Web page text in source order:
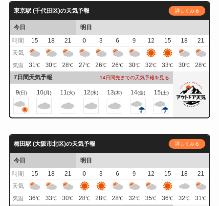
東京駅 (千代田区)の天気予報 詳しくみる
今日
明日
時間
15 18 21 0 3 6 9 12 15 18
21
天気
気温 31℃ 30℃ 28℃ 27℃ 26℃ 26℃ 30℃ 32℃ 33℃ 30℃ 28℃
7日間天気予報 14日間先までの天気予報を見る
9(日) 10(月) 11(火) 12(水) 13(木) 14(金) 15(土)
梅田駅 (大阪市北区)の天気予報 詳しくみる
今日
明日
時間
15 18 21 0 3 6 9 12 15 18
21
天気
気温 36℃ 33℃ 30℃ 28℃ 28℃ 28℃ 32℃ 35℃ 36℃ 32℃ 31℃